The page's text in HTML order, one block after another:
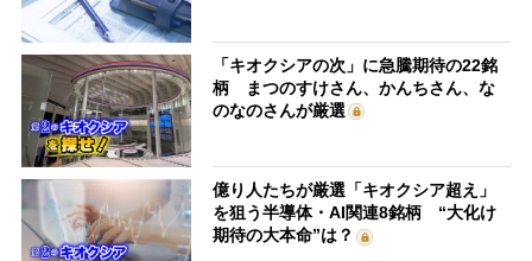
「キオクシアの次」に急騰期待の22銘
柄 まつのすけさん、かんちさん、な
のなのさんが厳選
億り人たちが厳選「キオクシア超え」
を狙う半導体・AI関連8銘柄 “大化け
期待の大本命”は？